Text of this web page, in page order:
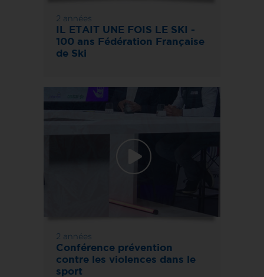
2 années
IL ETAIT UNE FOIS LE SKI -
100 ans Fédération Française
de Ski
2 années
Conférence prévention
contre les violences dans le
sport